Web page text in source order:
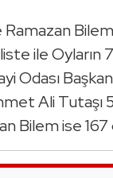
ile Oyların
Odası
Ali Tutaşı
Bilem ise 167